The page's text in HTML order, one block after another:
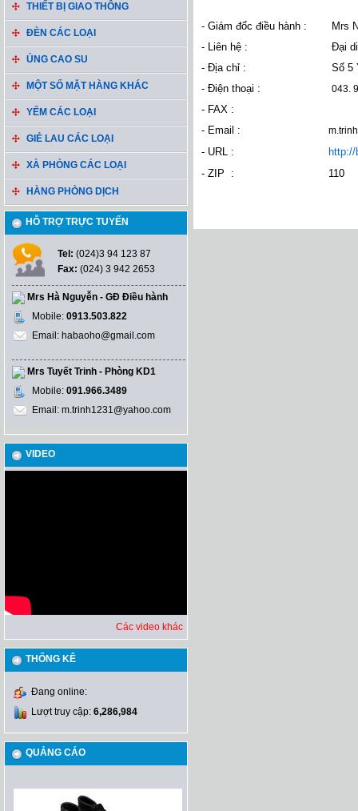
THIẾT BỊ GIAO THÔNG
ĐÈN CÁC LOẠI
ỦNG CAO SU
MỘT SỐ MẶT HÀNG KHÁC
YẾM CÁC LOẠI
GIẺ LAU CÁC LOẠI
XÀ PHÒNG CÁC LOẠI
HÀNG PHÒNG DỊCH
HỖ TRỢ TRỰC TUYẾN
Tel: (024)3 94 123 87
Fax: (024) 3 942 2653
Mrs Hà Nguyễn - GĐ Điều hành
Mobile: 0913.503.822
Email: habaoho@gmail.com
Mrs Tuyết Trinh - Phòng KD1
Mobile: 091.966.3489
Email: m.trinh1231@yahoo.com
VIDEO
Các video khác
THỐNG KÊ
Đang online:
Lượt truy cập: 6,286,984
QUẢNG CÁO
- Giám đốc điều hành :
Mrs
- Liên hệ :
Đại
- Địa chỉ :
Số 5
- Điện thoại :
043.
- FAX :
- Email :
- URL :
http://
- ZIP :
110